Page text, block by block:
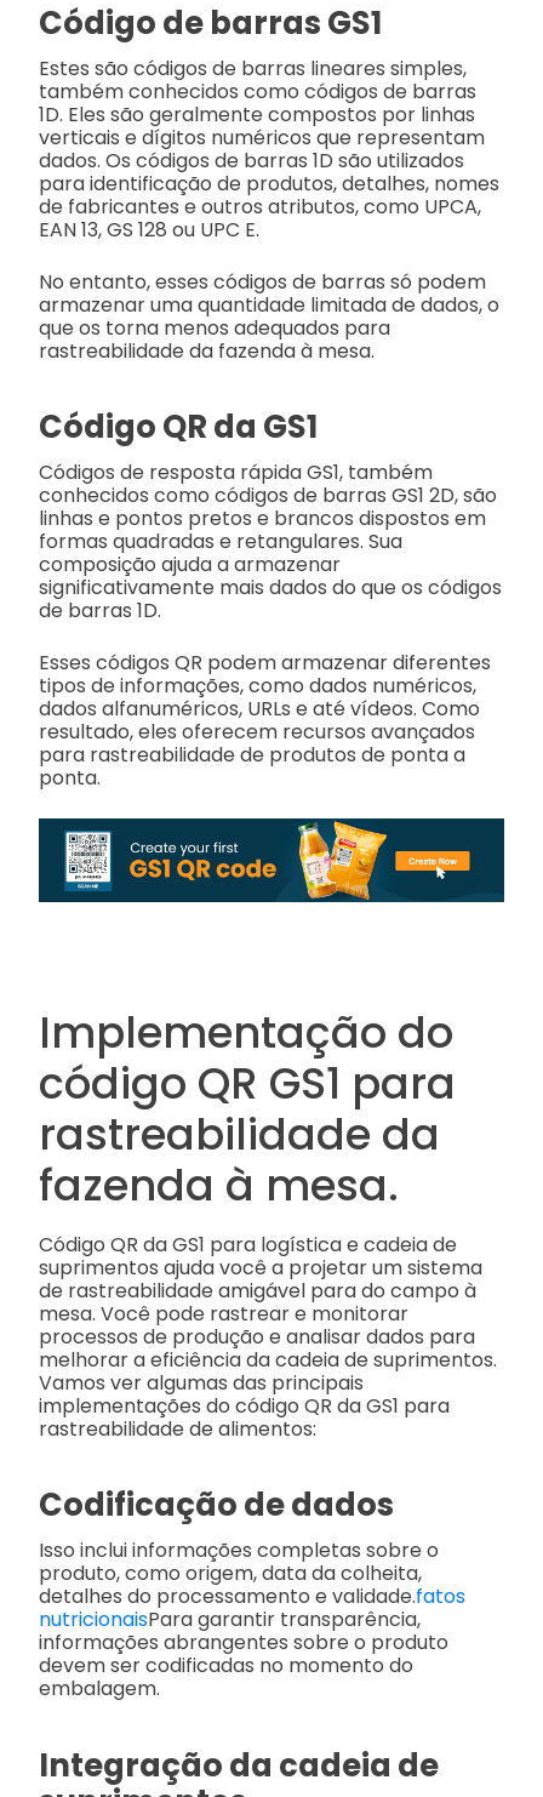
Código de barras GS1
Estes são códigos de barras lineares simples,
também conhecidos como códigos de barras
1D. Eles são geralmente compostos por linhas
verticais e dígitos numéricos que representam
dados. Os códigos de barras 1D são utilizados
para identificação de produtos, detalhes, nomes
de fabricantes e outros atributos, como UPCA,
EAN 13, GS 128 ou UPC E.
No entanto, esses códigos de barras só podem
armazenar uma quantidade limitada de dados, o
que os torna menos adequados para
rastreabilidade da fazenda à mesa.
Código QR da GS1
Códigos de resposta rápida GS1, também
conhecidos como códigos de barras GS1 2D, são
linhas e pontos pretos e brancos dispostos em
formas quadradas e retangulares. Sua
composição ajuda a armazenar
significativamente mais dados do que os códigos
de barras 1D.
Esses códigos QR podem armazenar diferentes
tipos de informações, como dados numéricos,
dados alfanuméricos, URLs e até vídeos. Como
resultado, eles oferecem recursos avançados
para rastreabilidade de produtos de ponta a
ponta.
Implementação do
código QR GS1 para
rastreabilidade da
fazenda à mesa.
Código QR da GS1 para logística e cadeia de
suprimentos ajuda você a projetar um sistema
de rastreabilidade amigável para do campo à
mesa. Você pode rastrear e monitorar
processos de produção e analisar dados para
melhorar a eficiência da cadeia de suprimentos.
Vamos ver algumas das principais
implementações do código QR da GS1 para
rastreabilidade de alimentos:
Codificação de dados
Isso inclui informações completas sobre o
produto, como origem, data da colheita,
detalhes do processamento e validade.fatos
nutricionaisPara garantir transparência,
informações abrangentes sobre o produto
devem ser codificadas no momento do
embalagem.
Integração da cadeia de